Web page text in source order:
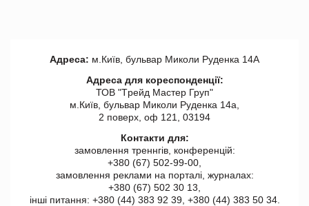
Адреса: м.Київ, бульвар Миколи Руденка 14А
Адреса для кореспонденції:
ТОВ "Tрейд Мастер Груп"
м.Київ, бульвар Миколи Руденка 14а,
2 поверх, оф 121, 03194
Контакти для:
замовлення треннгів, конференцій:
+380 (67) 502-99-00,
замовлення реклами на порталі, журналах:
+380 (67) 502 30 13,
інші питання: +380 (44) 383 92 39, +380 (44) 383 50 34.